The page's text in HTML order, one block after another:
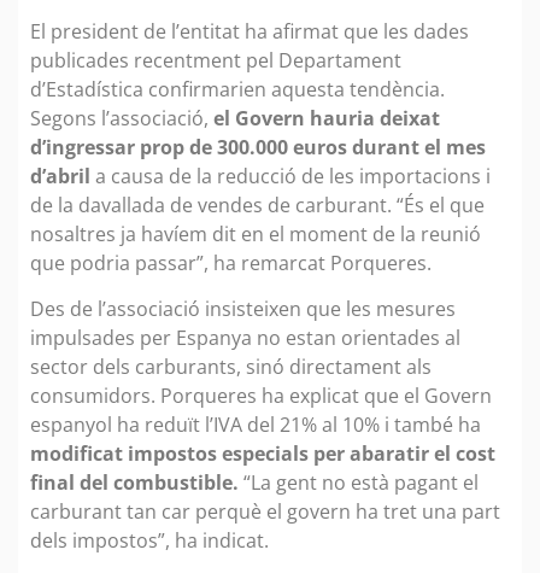
El president de l’entitat ha afirmat que les dades
publicades recentment pel Departament
d’Estadística confirmarien aquesta tendència.
Segons l’associació, el Govern hauria deixat
d’ingressar prop de 300.000 euros durant el mes
d’abril a causa de la reducció de les importacions i
de la davallada de vendes de carburant. “És el que
nosaltres ja havíem dit en el moment de la reunió
que podria passar”, ha remarcat Porqueres.
Des de l’associació insisteixen que les mesures
impulsades per Espanya no estan orientades al
sector dels carburants, sinó directament als
consumidors. Porqueres ha explicat que el Govern
espanyol ha reduït l’IVA del 21% al 10% i també ha
modificat impostos especials per abaratir el cost
final del combustible. “La gent no està pagant el
carburant tan car perquè el govern ha tret una part
dels impostos”, ha indicat.